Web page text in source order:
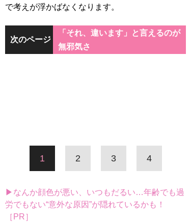
で考えが浮かばなくなります。
次のページ
「それ、違います」と言えるのが
無邪気さ
1 2 3 4
▶なんか顔色が悪い、いつもだるい…年齢でも過
労でもない“意外な原因”が隠れているかも！
［PR］